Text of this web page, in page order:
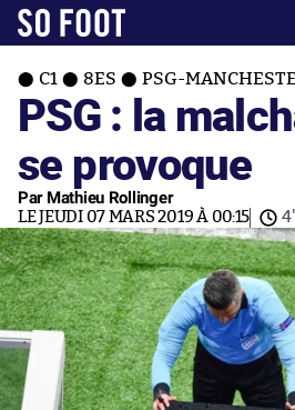
C1 8ES PSG-
PSG : la
se provoque
Par Mathieu Rollinger
LE JEUDI 07 MARS 2019 À 00:15 4'